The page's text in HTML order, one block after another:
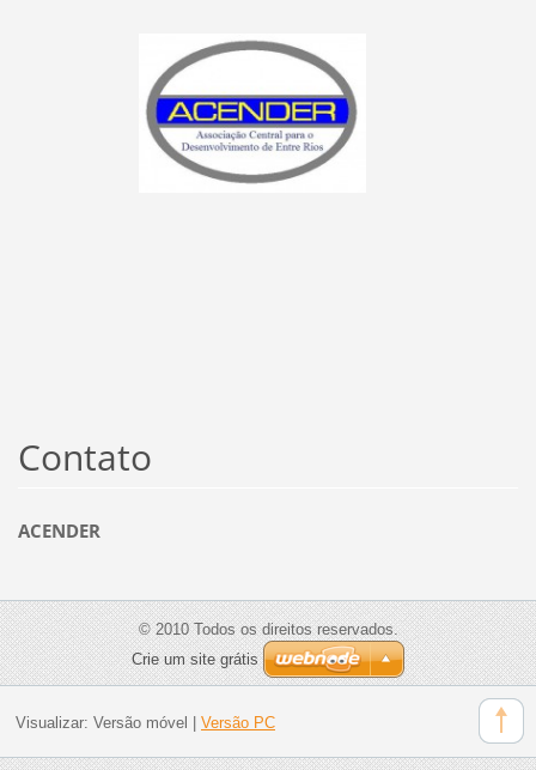
Contato
ACENDER
© 2010 Todos os direitos reservados.
Crie um site grátis
Visualizar: Versão móvel Versão PC